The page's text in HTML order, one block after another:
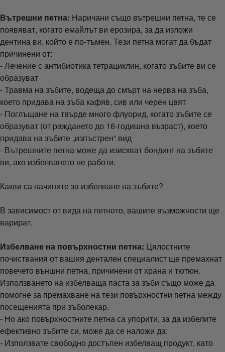
Вътрешни петна: Наричани също вътрешни петна, те се
появяват, когато емайлът ви ерозира, за да изложи
дентина ви, който е по-тъмен. Тези петна могат да бъдат
причинени от:
- Лечение с антибиотика тетрациклин, когато зъбите ви се
образуват
- Травма на зъбите, водеща до смърт на нерва на зъба,
което придава на зъба кафяв, сив или черен цвят
- Поглъщане на твърде много флуорид, когато зъбите се
образуват (от раждането до 16-годишна възраст), което
придава на зъбите „изпъстрен“ вид
- Вътрешните петна може да изискват бондинг на зъбите
ви, ако избелването не работи.
Какви са начините за избелване на зъбите?
В зависимост от вида на петното, вашите възможности ще
варират.
Избелване на повърхностни петна: Цялостните
почиствания от вашия дентален специалист ще премахнат
повечето външни петна, причинени от храна и тютюн.
Използването на избелваща паста за зъби също може да
помогне за премахване на тези повърхностни петна между
посещенията при зъболекар.
- Но ако повърхностните петна са упорити, за да избелите
ефективно зъбите си, може да се наложи да:
- Използвате свободно достъпен избелващ продукт, като